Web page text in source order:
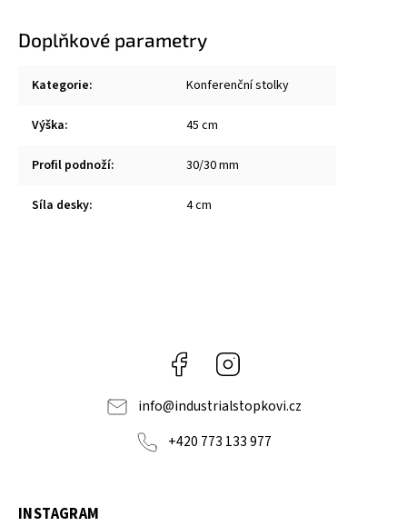
Doplňkové parametry
Kategorie: Konferenční stolky
Výška: 45 cm
Profil podnoží: 30/30 mm
Síla desky: 4 cm
Facebook
info@industrialstopkovi.cz
+420 773 133 977
INSTAGRAM